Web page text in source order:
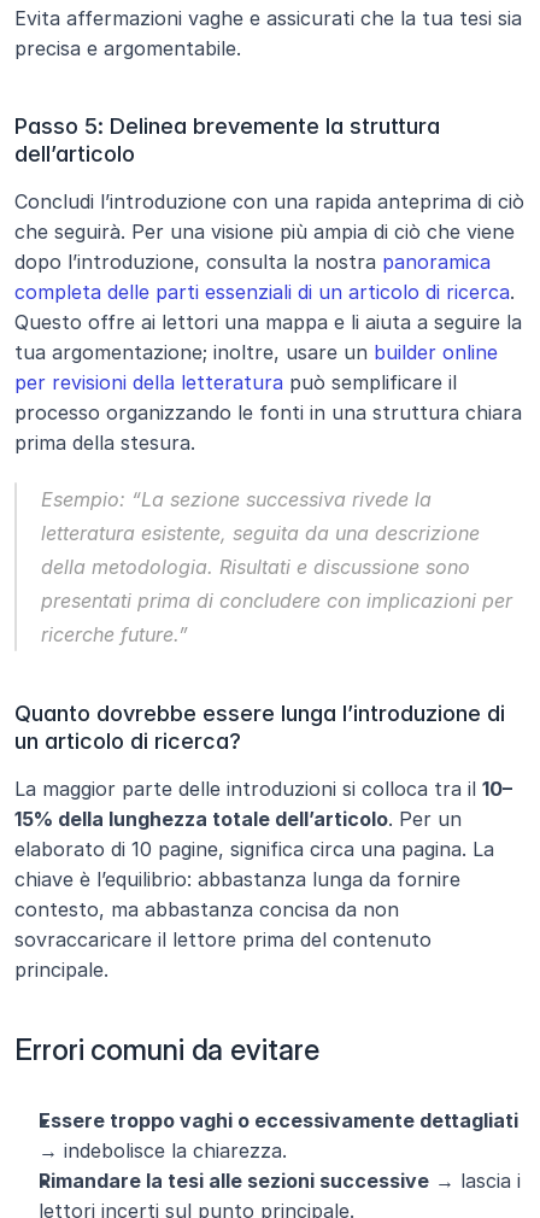
Evita affermazioni vaghe e assicurati che la tua tesi sia
precisa e argomentabile.
Passo 5: Delinea brevemente la struttura
dell’articolo
Concludi l’introduzione con una rapida anteprima di ciò
che seguirà. Per una visione più ampia di ciò che viene
dopo l’introduzione, consulta la nostra panoramica
completa delle parti essenziali di un articolo di ricerca.
Questo offre ai lettori una mappa e li aiuta a seguire la
tua argomentazione; inoltre, usare un builder online
per revisioni della letteratura può semplificare il
processo organizzando le fonti in una struttura chiara
prima della stesura.
Esempio: “La sezione successiva rivede la
letteratura esistente, seguita da una descrizione
della metodologia. Risultati e discussione sono
presentati prima di concludere con implicazioni per
ricerche future.”
Quanto dovrebbe essere lunga l’introduzione di
un articolo di ricerca?
La maggior parte delle introduzioni si colloca tra il 10–
15% della lunghezza totale dell’articolo. Per un
elaborato di 10 pagine, significa circa una pagina. La
chiave è l’equilibrio: abbastanza lunga da fornire
contesto, ma abbastanza concisa da non
sovraccaricare il lettore prima del contenuto
principale.
Errori comuni da evitare
Essere troppo vaghi o eccessivamente dettagliati
→ indebolisce la chiarezza.
Rimandare la tesi alle sezioni successive → lascia i
lettori incerti sul punto principale.